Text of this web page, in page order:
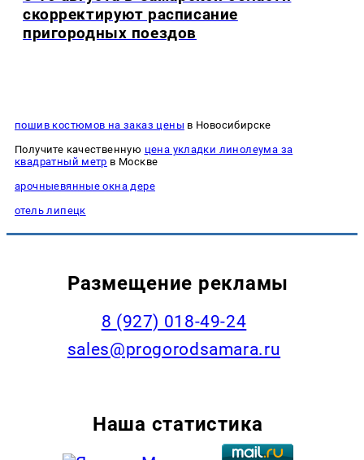
скорректируют расписание
пригородных поездов
пошив костюмов на заказ цены в Новосибирске
Получите качественную цена укладки линолеума за
квадратный метр в Москве
арочныевянные окна дере
отель липецк
Размещение рекламы
8 (927) 018-49-24
sales@progorodsamara.ru
Наша статистика